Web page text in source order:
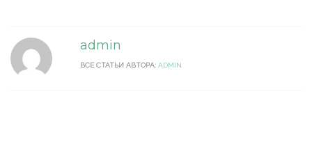
admin
ВСЕ СТАТЬИ АВТОРА: ADMIN